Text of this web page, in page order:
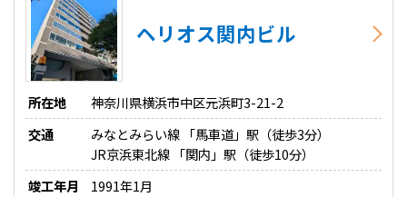
ヘリオス関内ビル
所在地
神奈川県横浜市中区元浜町3-21-2
交通
みなとみらい線 「馬車道」駅（徒歩3分）
JR京浜東北線 「関内」駅（徒歩10分）
竣工年月
1991年1月